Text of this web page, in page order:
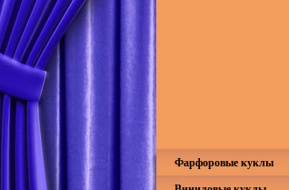
Фарфоровые куклы